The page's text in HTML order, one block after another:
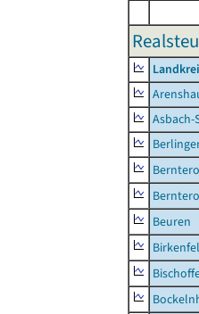
Asbach-
Beuren